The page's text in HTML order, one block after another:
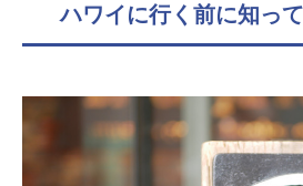
ハワイに行く前に知っ